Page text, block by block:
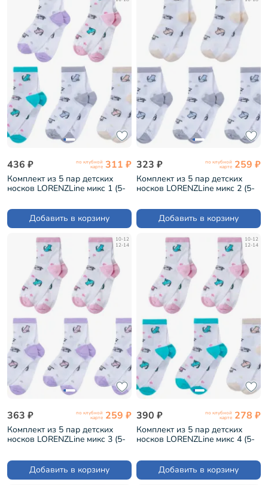
436 ₽ по клубной
карте 311 ₽
Комплект из 5 пар детских
носков LORENZLine микс 1 (5-
Добавить в корзину
323 ₽ по клубной
карте 259 ₽
Комплект из 5 пар детских
носков LORENZLine микс 2 (5-
Добавить в корзину
10-12
12-14
363 ₽ по клубной
карте 259 ₽
Комплект из 5 пар детских
носков LORENZLine микс 3 (5-
Добавить в корзину
10-12
12-14
390 ₽ по клубной
карте 278 ₽
Комплект из 5 пар детских
носков LORENZLine микс 4 (5-
Добавить в корзину